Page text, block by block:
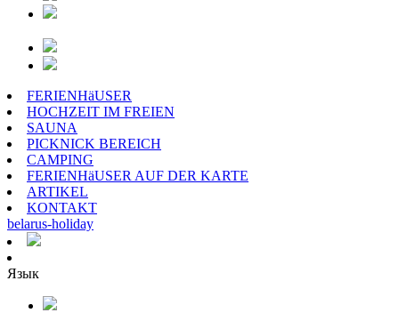
FERIENHäUSER
HOCHZEIT IM FREIEN
SAUNA
PICKNICK BEREICH
CAMPING
FERIENHäUSER AUF DER KARTE
ARTIKEL
KONTAKT
belarus-holiday
Язык